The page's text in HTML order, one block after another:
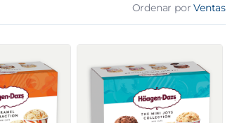
Ordenar por Ventas